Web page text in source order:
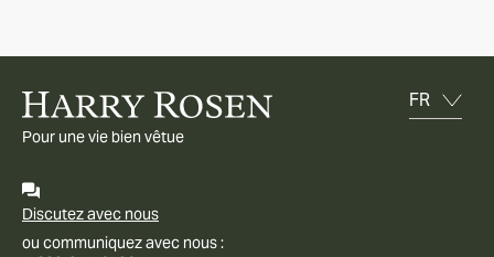
Pour une vie bien vêtue
Discutez avec nous
ou communiquez avec nous :